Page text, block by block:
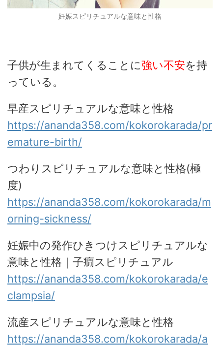
妊娠スピリチュアルな意味と性格
子供が生まれてくることに強い不安を持
っている。
早産スピリチュアルな意味と性格
https://ananda358.com/kokorokarada/pr
emature-birth/
つわりスピリチュアルな意味と性格(極
度)
https://ananda358.com/kokorokarada/m
orning-sickness/
妊娠中の発作ひきつけスピリチュアルな
意味と性格｜子癇スピリチュアル
https://ananda358.com/kokorokarada/e
clampsia/
流産スピリチュアルな意味と性格
https://ananda358.com/kokorokarada/a